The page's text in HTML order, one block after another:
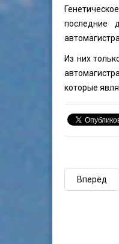
последние
Из них
которые
Вперёд